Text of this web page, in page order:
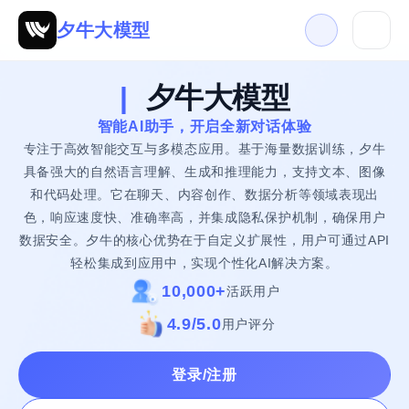
夕牛大模型
| 夕牛大模型
智能AI助手，开启全新对话体验
专注于高效智能交互与多模态应用。基于海量数据训练，夕牛
具备强大的自然语言理解、生成和推理能力，支持文本、图像
和代码处理。它在聊天、内容创作、数据分析等领域表现出
色，响应速度快、准确率高，并集成隐私保护机制，确保用户
数据安全。夕牛的核心优势在于自定义扩展性，用户可通过API
轻松集成到应用中，实现个性化AI解决方案。
10,000+活跃用户
4.9/5.0用户评分
登录/注册